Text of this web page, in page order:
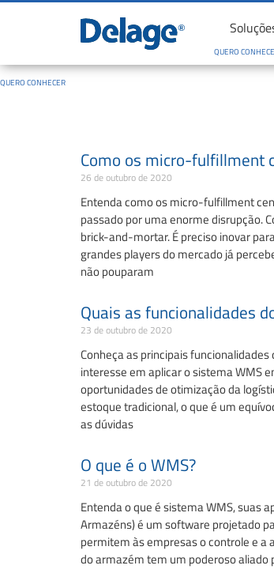
QUERO
QUERO CONHECER
Como os micro-fulfillment
26 de outubro de 2020
Entenda como os micro-fulfillment
passado por uma enorme disrupção.
brick-and-mortar. É preciso inovar
grandes players do mercado já
não pouparam
Quais as funcionalidades
23 de outubro de 2020
Conheça as principais
interesse em aplicar o sistema WMS
oportunidades de otimização da
estoque tradicional, o que é um
as dúvidas
O que é o WMS?
21 de outubro de 2020
Entenda o que é sistema WMS, suas
Armazéns) é um software projetado
permitem às empresas o controle e a
do armazém tem um poderoso aliado